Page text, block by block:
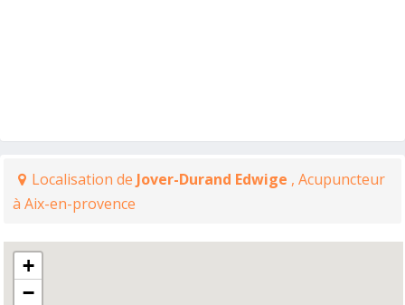
Localisation de Jover-Durand Edwige , Acupuncteur
à Aix-en-provence
+
−